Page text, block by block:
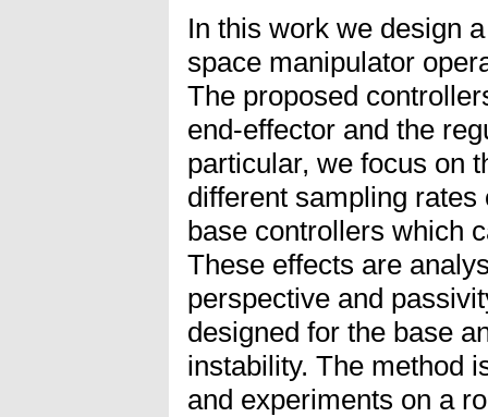
In this work we design
space manipulator
The proposed
end-effector and the
particular, we focus on
different sampling
base controllers which
These effects are
perspective and
designed for the base
instability. The method
and experiments on a